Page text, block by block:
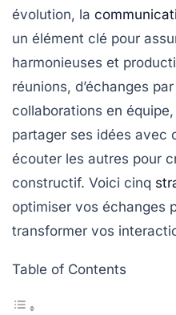
évolution, la
un élément clé pour
harmonieuses et
réunions, d’échanges
collaborations en
partager ses idées avec
écouter les autres pour
constructif. Voici cinq
optimiser vos échanges
transformer vos
Table of Contents